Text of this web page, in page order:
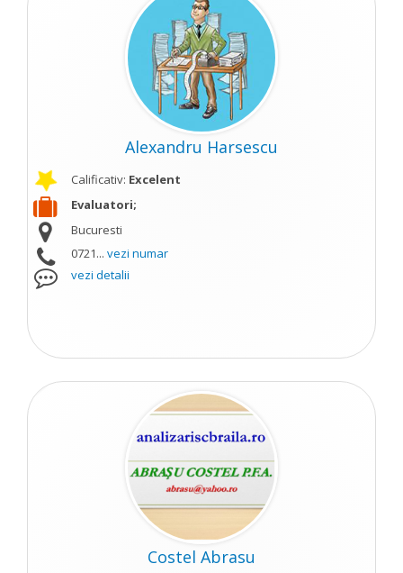
Alexandru Harsescu
Calificativ: Excelent
Evaluatori;
Bucuresti
0721... vezi numar
vezi detalii
Costel Abrasu